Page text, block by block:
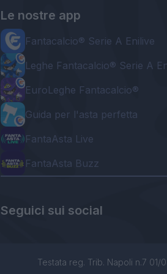
Le nostre app
Fantacalcio® Serie A Enilive
Leghe Fantacalcio® Serie A
EuroLeghe Fantacalcio®
Guida per l'asta perfetta
FantaAsta Live
FantaAsta Buzz
Seguici sui social
Testata reg. Trib. Napoli n.7 01/